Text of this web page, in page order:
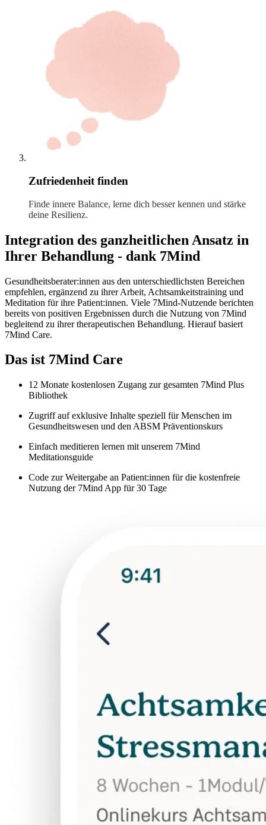
Zufriedenheit finden
Finde innere Balance, lerne dich besser kennen und stärke
deine Resilienz.
Integration des ganzheitlichen Ansatz in
Ihrer Behandlung - dank 7Mind
Gesundheitsberater:innen aus den unterschiedlichsten Bereichen
empfehlen, ergänzend zu ihrer Arbeit, Achtsamkeitstraining und
Meditation für ihre Patient:innen. Viele 7Mind-Nutzende berichten
bereits von positiven Ergebnissen durch die Nutzung von 7Mind
begleitend zu ihrer therapeutischen Behandlung. Hierauf basiert
7Mind Care.
Das ist 7Mind Care
12 Monate kostenlosen Zugang zur gesamten 7Mind Plus
Bibliothek
Zugriff auf exklusive Inhalte speziell für Menschen im
Gesundheitswesen und den ABSM Präventionskurs
Einfach meditieren lernen mit unserem 7Mind
Meditationsguide
Code zur Weitergabe an Patient:innen für die kostenfreie
Nutzung der 7Mind App für 30 Tage